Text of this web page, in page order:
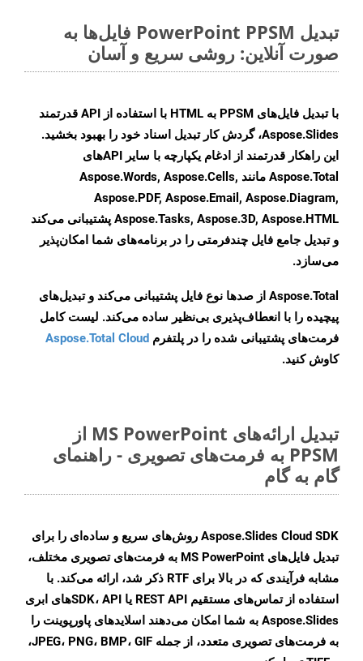
تبدیل PowerPoint PPSM فایل‌ها به
صورت آنلاین: روشی سریع و آسان
با تبدیل فایل‌های PPSM به HTML با استفاده از API قدرتمند
Aspose.Slides، گردش کار تبدیل اسناد خود را بهبود بخشید.
این راهکار قدرتمند از ادغام یکپارچه با سایر APIهای
Aspose.Total مانند Aspose.Words, Aspose.Cells,
Aspose.PDF, Aspose.Email, Aspose.Diagram,
Aspose.Tasks, Aspose.3D, Aspose.HTML پشتیبانی می‌کند
و تبدیل جامع فایل چندفرمتی را در برنامه‌های شما امکان‌پذیر
می‌سازد.
Aspose.Total از صدها نوع فایل پشتیبانی می‌کند و تبدیل‌های
پیچیده را با انعطاف‌پذیری بی‌نظیر ساده می‌کند. لیست کامل
فرمت‌های پشتیبانی شده را در پلتفرم Aspose.Total Cloud
کاوش کنید.
تبدیل ارائه‌های MS PowerPoint از
PPSM به فرمت‌های تصویری - راهنمای
گام به گام
Aspose.Slides Cloud SDK روش‌های سریع و ساده‌ای را برای
تبدیل فایل‌های MS PowerPoint به فرمت‌های تصویری مختلف،
مشابه فرآیندی که در بالا برای RTF ذکر شد، ارائه می‌کند. با
استفاده از تماس‌های مستقیم REST API یا SDK، APIهای ابری
Aspose.Slides به شما امکان می‌دهند اسلایدهای پاورپوینت را
به فرمت‌های تصویری متعدد، از جمله JPEG، PNG، BMP، GIF،